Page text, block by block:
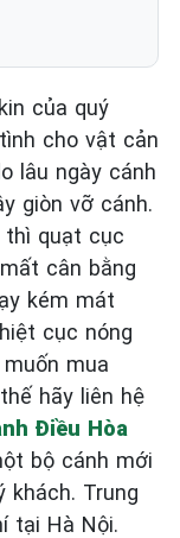
của quý
cho vật cản
lâu ngày cánh
giòn vỡ cánh.
thì quạt cục
cân bằng
kém mát
cục nóng
mua
hãy liên hệ
Điều Hòa
bộ cánh mới
khách. Trung
tại Hà Nội.